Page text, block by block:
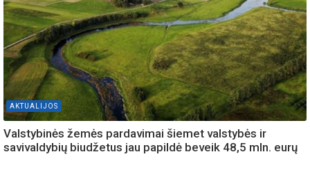
AKTUALIJOS
Valstybinės žemės pardavimai šiemet valstybės ir
savivaldybių biudžetus jau papildė beveik 48,5 mln. eurų